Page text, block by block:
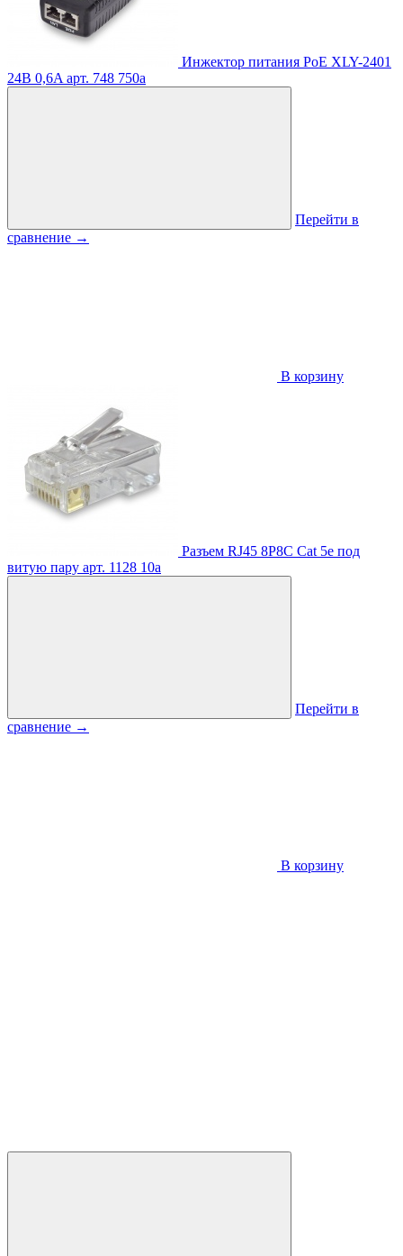
Инжектор питания PoE XLY-2401
24В 0,6A арт. 748 750a
Перейти в
сравнение →
В корзину
Разъем RJ45 8P8C Cat 5e под
витую пару арт. 1128 10a
Перейти в
сравнение →
В корзину